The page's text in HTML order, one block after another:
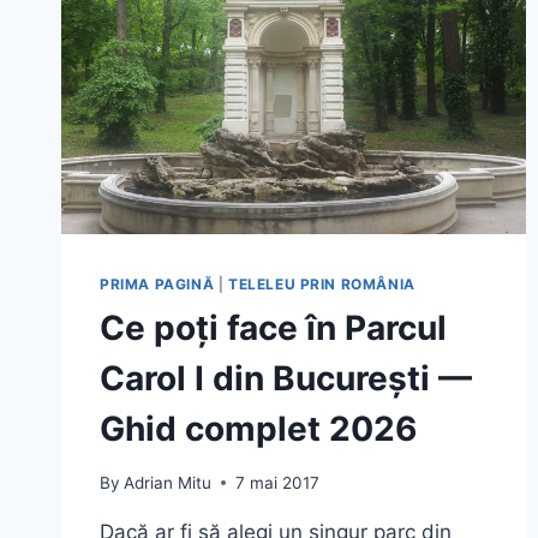
PRIMA PAGINĂ TELELEU PRIN ROMÂNIA
Ce poți face în Parcul
Carol I din București —
Ghid complet 2026
By Adrian Mitu 7 mai 2017
Dacă ar fi să alegi un singur parc din